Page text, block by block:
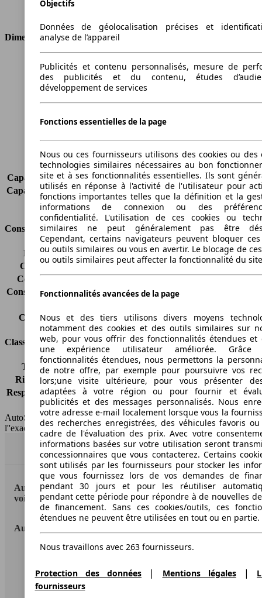
Dimensions
Longueur
4478 mm
Hauteur
1429 mm
Largeur
Empattement
2725 mm
Charge maximale
500 kg
Portes
5
Sièges
5
Charge sur toit
75 kg
Capacité de remorquage (sans freins) 720 kg
Capacité de remorquage (avec freins) 1700 kg
Volume du coffre
435 - 1345 l
Consommation
Émissions de CO2*
245 g/km (komb.)
Consommation (ville)
13.7 l/100km
Consommation (route)
Consommation (combinée)* 10.1 l/100km
Capacité du réservoir
63 l
Classes d'assurance
Tous risques
-
Risques partiels
-
Responsabilité civile
HSN/TSN
MBM28x4Cxxxx/EP31
AutoScout24 France SAS décline toute responsabilité concernant
l''exactitude des indications fournies.
Haut
AutoScout24: la plus grande plateforme en ligne de
voitures en Europe
AutoScout24
Conditions d'utilisation
Objectifs
Données de géolocalisation précises et
analyse de l’appareil
Publicités et contenu personnalisés, mesure de
des publicités et du contenu, études
développement de services
Fonctions essentielles de la page
Nous ou ces fournisseurs utilisons des cookies ou des
technologies similaires nécessaires au bon
site et à ses fonctionnalités essentielles. Ils sont
utilisés en réponse à l'activité de l'utilisateur pour
fonctions importantes telles que la définition et la
informations de connexion ou des
confidentialité. L'utilisation de ces cookies ou
similaires ne peut généralement pas être
Cependant, certains navigateurs peuvent bloquer ces
ou outils similaires ou vous en avertir. Le blocage de
ou outils similaires peut affecter la fonctionnalité du
Fonctionnalités avancées de la page
Nous et des tiers utilisons divers moyens
notamment des cookies et des outils similaires sur
web, pour vous offrir des fonctionnalités étendues et
une expérience utilisateur améliorée.
fonctionnalités étendues, nous permettons la
de notre offre, par exemple pour poursuivre vos
lors;une visite ultérieure, pour vous présenter
adaptées à votre région ou pour fournir et
publicités et des messages personnalisés. Nous
votre adresse e-mail localement lorsque vous la
des recherches enregistrées, des véhicules favoris
cadre de l'évaluation des prix. Avec votre
informations basées sur votre utilisation seront
concessionnaires que vous contacterez. Certains
sont utilisés par les fournisseurs pour stocker les
que vous fournissez lors de vos demandes de
pendant 30 jours et pour les réutiliser
pendant cette période pour répondre à de nouvelles
de financement. Sans ces cookies/outils, ces
étendues ne peuvent être utilisées en tout ou en partie.
Nous travaillons avec 263 fournisseurs.
Protection des données | Mentions légales|
fournisseurs